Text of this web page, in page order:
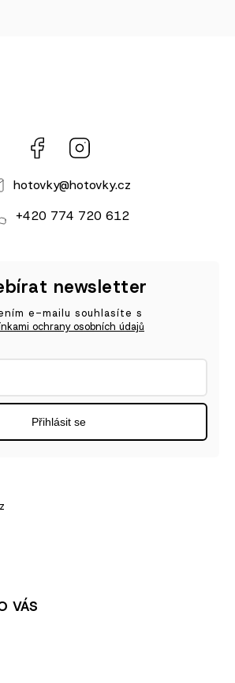
Facebook
hotovky@hotovky.cz
+420 774 720 612
VÁS
newsletter
e-mailu souhlasíte s
ochrany osobních údajů
Přihlásit se